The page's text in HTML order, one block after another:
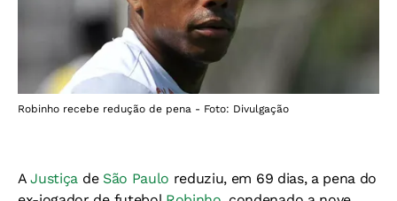
Robinho recebe redução de pena - Foto: Divulgação
AJustiça de São Paulo reduziu, em 69 dias, a pena do